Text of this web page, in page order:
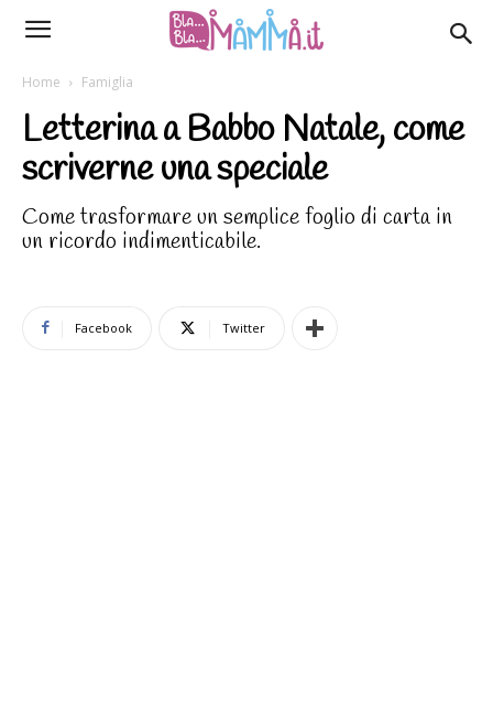
Home Famiglia
Letterina a Babbo Natale, come
scriverne una speciale
Come trasformare un semplice foglio di carta in
un ricordo indimenticabile.
Facebook Twitter